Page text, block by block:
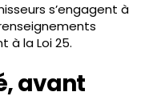
s’engagent à
à la Loi 25.
avant